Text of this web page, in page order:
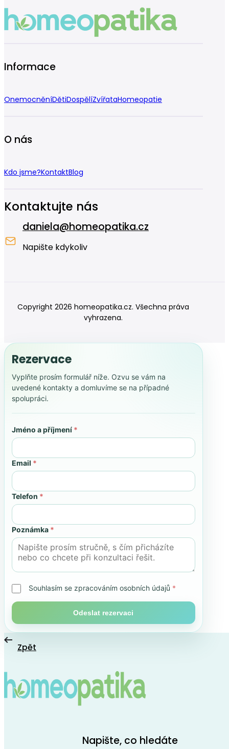
Informace
OnemocněníDětiDospělíZvířataHomeopatie
O nás
Kdo jsme?KontaktBlog
Kontaktujte nás
daniela@homeopatika.cz
Napište kdykoliv
Copyright 2026 homeopatika.cz. Všechna práva
vyhrazena.
Rezervace
Vyplňte prosím formulář níže. Ozvu se vám na
uvedené kontakty a domluvíme se na případné
spolupráci.
Jméno a příjmení *
Email *
Telefon *
Poznámka *
Souhlasím se zpracováním osobních údajů *
Odeslat rezervaci
Zpět
Napište, co hledáte